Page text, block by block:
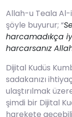
Allah-u Teala
şöyle buyurur; “
harcamadıkça
harcarsanız
Dijital Kudüs
sadakanızı
ulaştırılmak
şimdi bir Dijital
harekete